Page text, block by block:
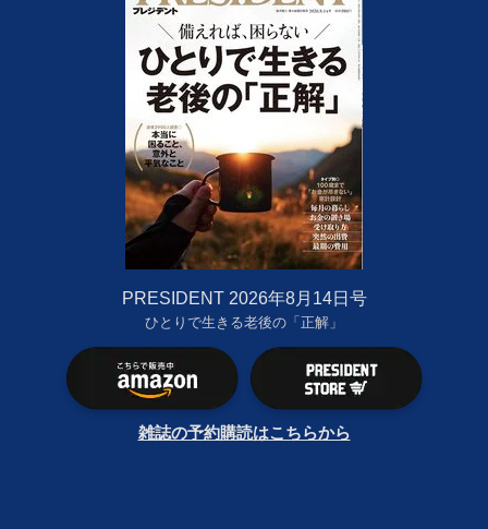
PRESIDENT 2026年8月14日号
ひとりで生きる老後の「正解」
雑誌の予約購読はこちらから